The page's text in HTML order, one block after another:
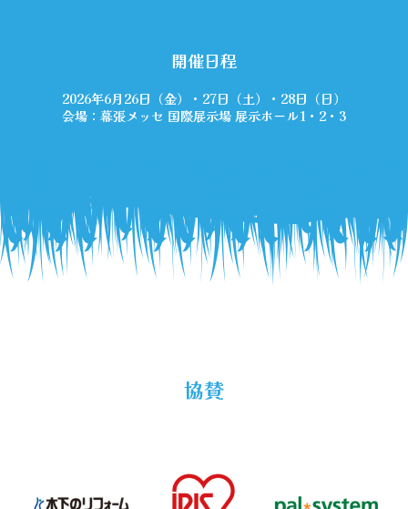
アンケートプレゼント
出展者一覧
メディア
ガイドライン
開催日程
2026年6月26日（金）・27日（土）・28日（日）
会場：幕張メッセ 国際展示場 展示ホール1・2・3
協賛